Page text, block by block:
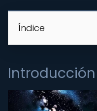
Índice
Introducción